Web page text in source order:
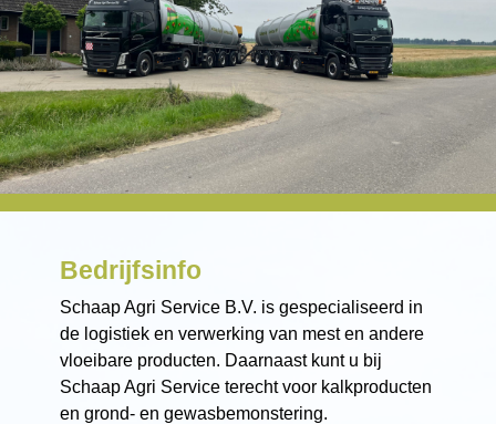
Bedrijfsinfo
Schaap Agri Service B.V. is gespecialiseerd in
de logistiek en verwerking van mest en andere
vloeibare producten. Daarnaast kunt u bij
Schaap Agri Service terecht voor kalkproducten
en grond- en gewasbemonstering.